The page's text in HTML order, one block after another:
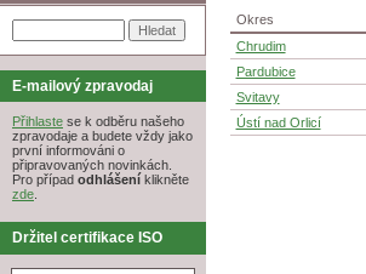
E-mailový zpravodaj
Přihlaste se k odběru našeho
zpravodaje a budete vždy jako
první informováni o
připravovaných novinkách.
Pro případ odhlášení klikněte
zde.
Držitel certifikace ISO
Okres
Chrudim
Pardubice
Svitavy
Ústí nad Orlicí